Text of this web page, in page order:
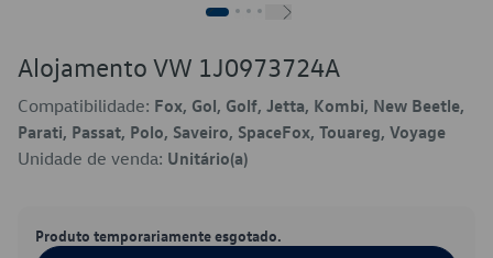
Alojamento VW 1J0973724A
Compatibilidade: Fox, Gol, Golf, Jetta, Kombi, New Beetle,
Parati, Passat, Polo, Saveiro, SpaceFox, Touareg, Voyage
Unidade de venda: Unitário(a)
Produto temporariamente esgotado.